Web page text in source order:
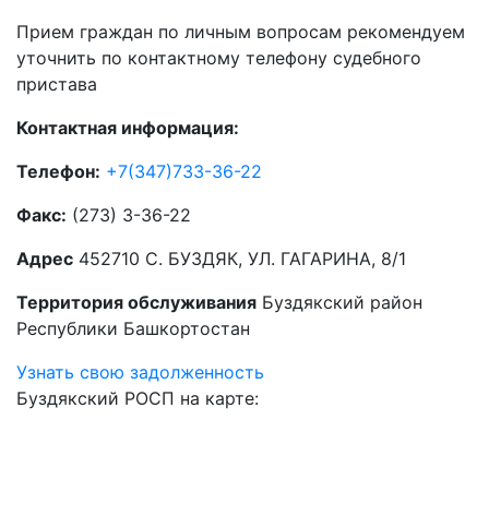
Прием граждан по личным вопросам рекомендуем
уточнить по контактному телефону судебного
пристава
Контактная информация:
Телефон: +7(347)733-36-22
Факс: (273) 3-36-22
Адрес 452710 С. БУЗДЯК, УЛ. ГАГАРИНА, 8/1
Территория обслуживания Буздякский район
Республики Башкортостан
Узнать свою задолженность
Буздякский РОСП на карте: